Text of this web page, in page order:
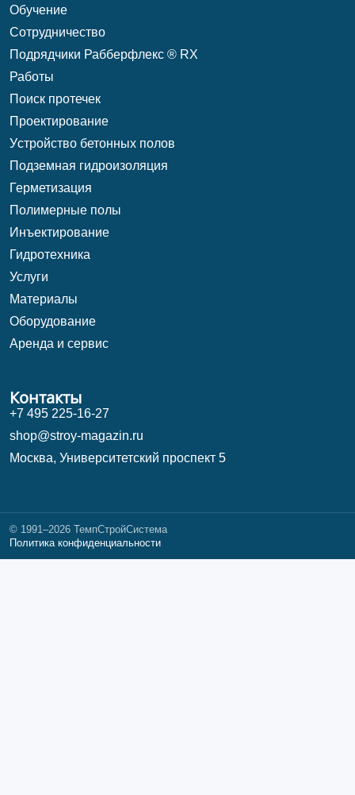
Обучение
Сотрудничество
Подрядчики Рабберфлекс ® RX
Работы
Поиск протечек
Проектирование
Уcтройство бетонных полов
Подземная гидроизоляция
Герметизация
Полимерные полы
Инъектирование
Гидротехника
Услуги
Материалы
Оборудование
Аренда и сервис
Контакты
+7 495 225-16-27
shop@stroy-magazin.ru
Москва, Университетский проспект 5
© 1991–2026 ТемпСтройСистема
Политика конфиденциальности